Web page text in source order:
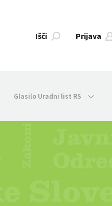
Išči Prijava
Glasilo Uradni list RS